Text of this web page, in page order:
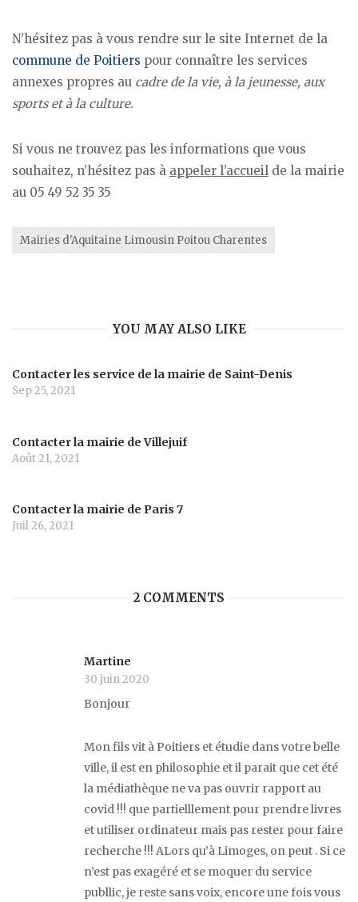
N’hésitez pas à vous rendre sur le site Internet de la
commune de Poitiers pour connaître les services
annexes propres au cadre de la vie, à la jeunesse, aux
sports et à la culture.
Si vous ne trouvez pas les informations que vous
souhaitez, n’hésitez pas à appeler l’accueil de la mairie
au 05 49 52 35 35
Mairies d'Aquitaine Limousin Poitou Charentes
YOU MAY ALSO LIKE
Contacter les service de la mairie de Saint-Denis
Sep 25, 2021
Contacter la mairie de Villejuif
Août 21, 2021
Contacter la mairie de Paris 7
Juil 26, 2021
2 COMMENTS
Martine
30 juin 2020
Bonjour
Mon fils vit à Poitiers et étudie dans votre belle
ville, il est en philosophie et il parait que cet été
la médiathèque ne va pas ouvrir rapport au
covid !!! que partielllement pour prendre livres
et utiliser ordinateur mais pas rester pour faire
recherche !!! ALors qu’à Limoges, on peut . Si ce
n’est pas exagéré et se moquer du service
publlic, je reste sans voix, encore une fois vous